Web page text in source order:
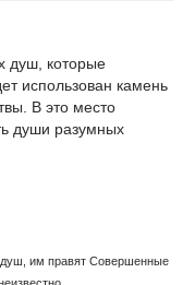
душ, которые
использован камень
В это место
души разумных
им правят Совершенные